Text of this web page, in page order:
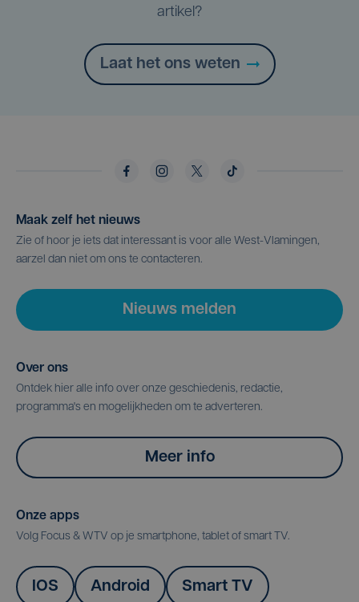
artikel?
Laat het ons weten
Maak zelf het nieuws
Zie of hoor je iets dat interessant is voor alle West-Vlamingen,
aarzel dan niet om ons te contacteren.
Nieuws melden
Over ons
Ontdek hier alle info over onze geschiedenis, redactie,
programma's en mogelijkheden om te adverteren.
Meer info
Onze apps
Volg Focus & WTV op je smartphone, tablet of smart TV.
IOS Android Smart TV